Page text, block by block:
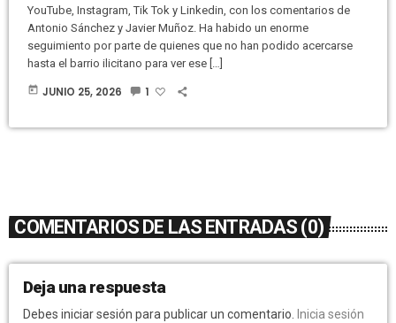
YouTube, Instagram, Tik Tok y Linkedin, con los comentarios de
Antonio Sánchez y Javier Muñoz. Ha habido un enorme
seguimiento por parte de quienes que no han podido acercarse
hasta el barrio ilicitano para ver ese […]
today JUNIO 25, 2026 1
COMENTARIOS DE LAS ENTRADAS (0)
Deja una respuesta
Debes iniciar sesión para publicar un comentario. Inicia sesión